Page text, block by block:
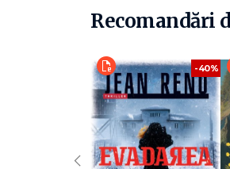
Entertainment Weekly
„Minunat scris și dând viață
William Kent Krueger este
drept protagonist pe Cork
distincții, printre care
Grace (2013), a fost
Recomandări
-40%
‹